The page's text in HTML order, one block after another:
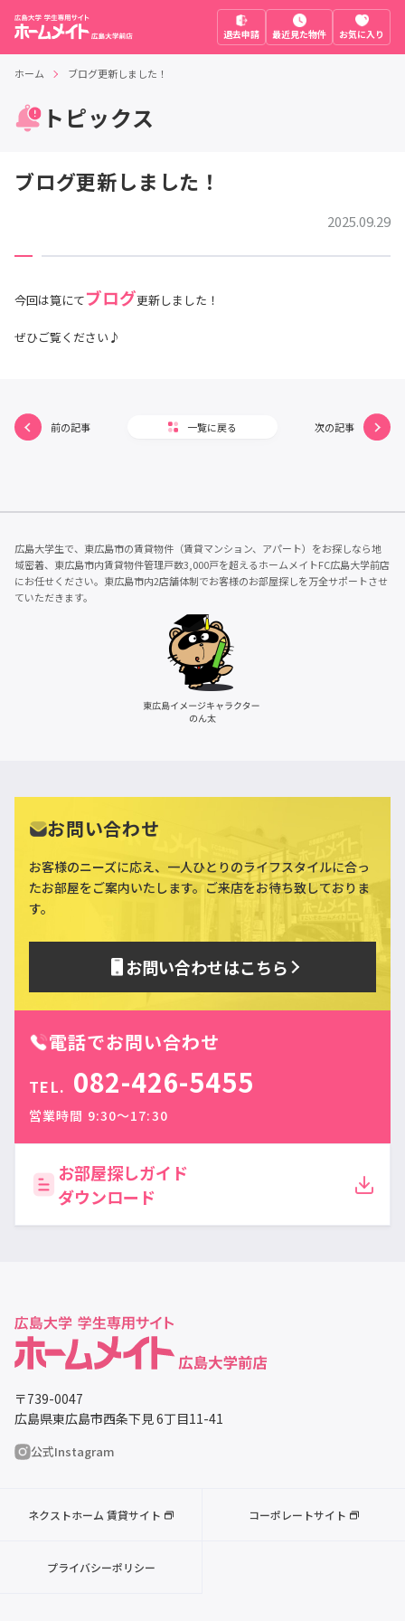
退去申請 最近見た物件 お気に入り
ホーム ブログ更新しました！
トピックス
ブログ更新しました！
2025.09.29
今回は筧にてブログ更新しました！
ぜひご覧ください♪
前の記事 一覧に戻る 次の記事
広島大学生で、東広島市の賃貸物件（賃貸マンション、アパート）をお探しなら地
域密着、東広島市内賃貸物件管理戸数3,000戸を超えるホームメイトFC広島大学前店
にお任せください。東広島市内2店舗体制でお客様のお部屋探しを万全サポートさせ
ていただきます。
お問い合わせ
お客様のニーズに応え、一人ひとりのライフスタイルに合っ
たお部屋をご案内いたします。ご来店をお待ち致しておりま
す。
お問い合わせはこちら
電話でお問い合わせ
TEL. 082-426-5455
営業時間 9:30〜17:30
お部屋探しガイド
ダウンロード
〒739-0047
広島県東広島市西条下見 6丁目11-41
公式Instagram
ネクストホーム 賃貸サイト コーポレートサイト
プライバシーポリシー